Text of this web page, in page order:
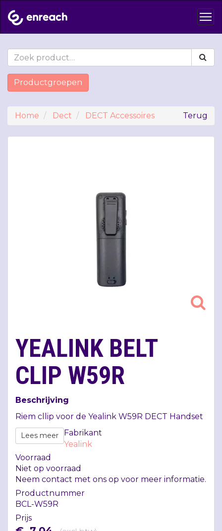
Productgroepen
Terug
Home Dect DECT Accessoires
YEALINK BELT
CLIP W59R
Beschrijving
Riem cllip voor de Yealink W59R DECT Handset
Lees meer
Fabrikant
Yealink
Voorraad
Niet op voorraad
Neem contact met ons op voor meer informatie.
Productnummer
BCL-W59R
Prijs